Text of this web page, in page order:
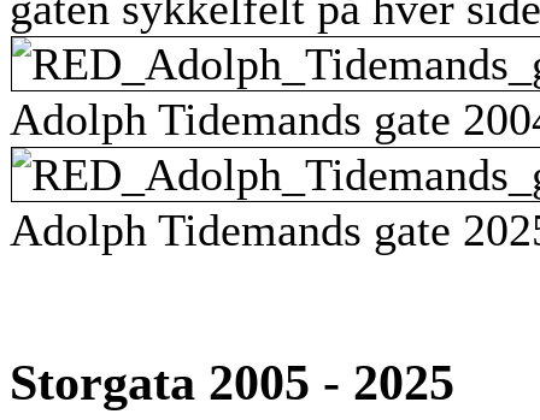
Adolph Tidemands gate
Adolph Tidemands gate
Storgata 2005 - 2025